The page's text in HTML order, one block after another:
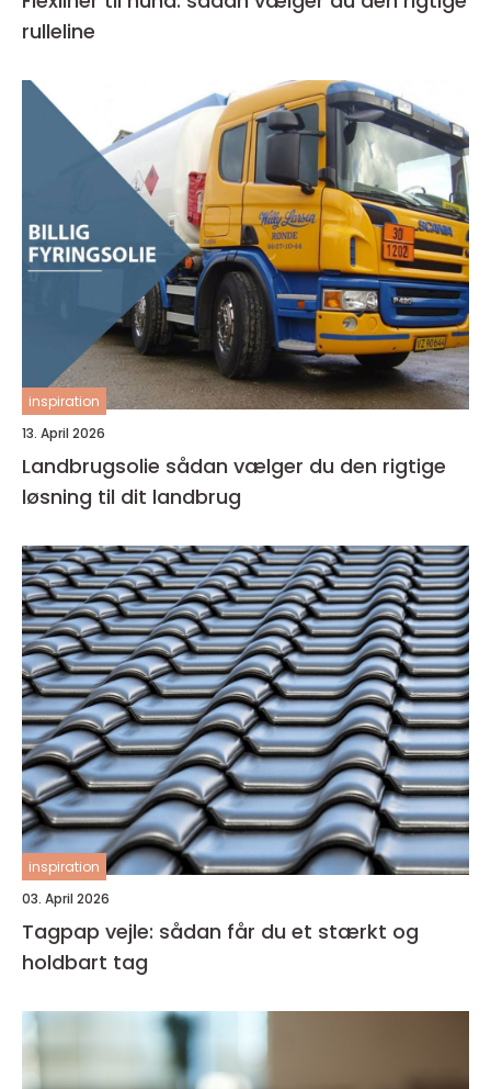
rulleline
inspiration
13. April 2026
Landbrugsolie sådan vælger du den rigtige
løsning til dit landbrug
inspiration
03. April 2026
Tagpap vejle: sådan får du et stærkt og
holdbart tag